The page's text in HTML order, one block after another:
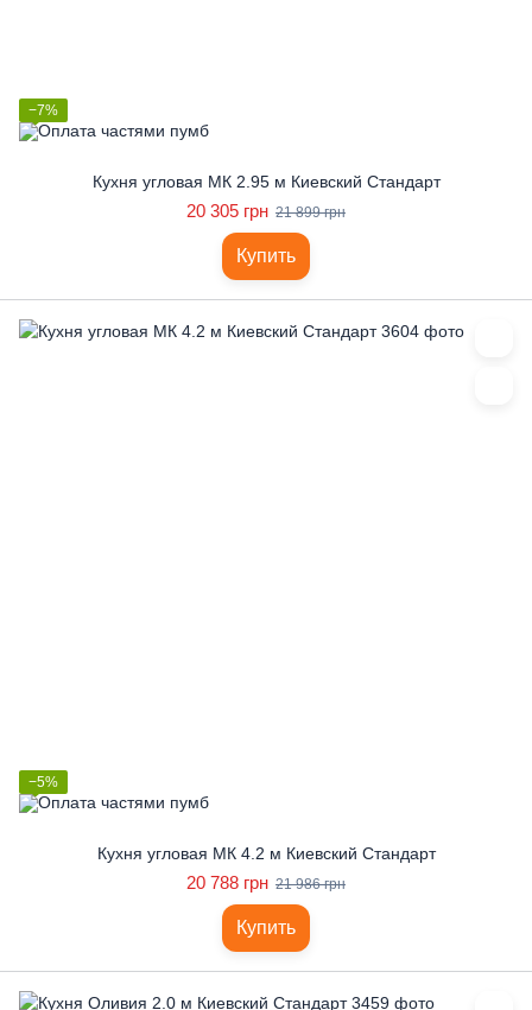
−7%
Кухня угловая МК 2.95 м Киевский Стандарт
20 305 грн 21 899 грн
Купить
−5%
Кухня угловая МК 4.2 м Киевский Стандарт
20 788 грн 21 986 грн
Купить